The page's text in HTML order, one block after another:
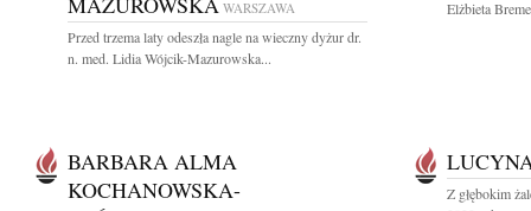
WARSZAWA
Przed trzema laty odeszła nagle na wieczny dyżur dr.
n. med. Lidia Wójcik-Mazurowska...
Elżbieta
BARBARA ALMA
KOCHANOWSKA-
Z głębokim